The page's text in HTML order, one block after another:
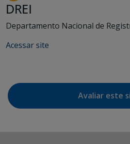
DREI
Departamento Nacional de
Acessar site
Avaliar este